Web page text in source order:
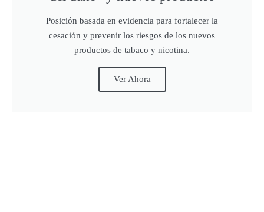
Posición basada en evidencia para fortalecer la
cesación y prevenir los riesgos de los nuevos
productos de tabaco y nicotina.
Ver Ahora